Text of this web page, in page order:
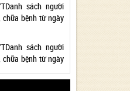
sách người
bệnh từ ngày
sách người
bệnh từ ngày